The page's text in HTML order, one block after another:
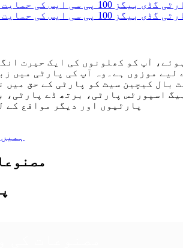
کیچین سیٹ کو پارٹی کے حق میں
اسپورٹس پارٹی، برتھ ڈے پارٹی،
پارٹیوں اور دیگر مواقع کے